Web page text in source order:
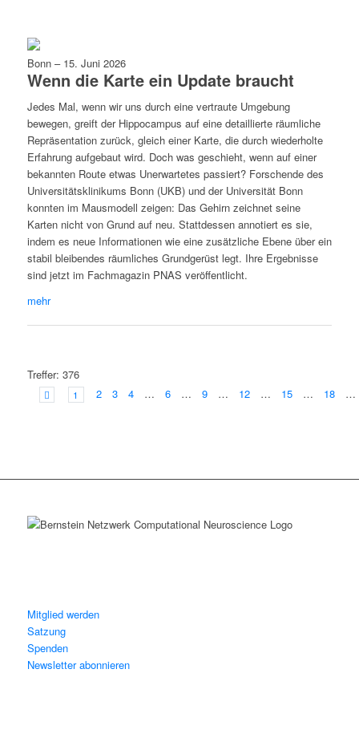
Bonn– 15. Juni 2026
Wenn die Karte ein Update braucht
Jedes Mal, wenn wir uns durch eine vertraute Umgebung
bewegen, greift der Hippocampus auf eine detaillierte räumliche
Repräsentation zurück, gleich einer Karte, die durch wiederholte
Erfahrung aufgebaut wird. Doch was geschieht, wenn auf einer
bekannten Route etwas Unerwartetes passiert? Forschende des
Universitätsklinikums Bonn (UKB) und der Universität Bonn
konnten im Mausmodell zeigen: Das Gehirn zeichnet seine
Karten nicht von Grund auf neu. Stattdessen annotiert es sie,
indem es neue Informationen wie eine zusätzliche Ebene über ein
stabil bleibendes räumliches Grundgerüst legt. Ihre Ergebnisse
sind jetzt im Fachmagazin PNAS veröffentlicht.
mehr
Treffer: 376
 1 2 3 4 … 6 … 9 … 12 … 15 … 18 …
Mitglied werden
Satzung
Spenden
Newsletter abonnieren